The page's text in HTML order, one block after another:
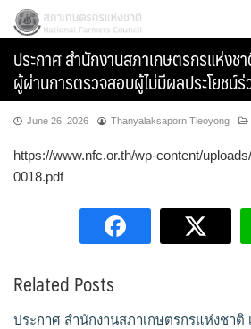
Skip
content
สภาเกษตรกรแห่งชาติ
ประกาศ สำนักงานสภาเกษตรกรแห่งช
ผู้ผ่านการตรวจสอบผู้ไม่มีผลประโยชน์
June 26, 2026 Thanyalaksaporn Tieoyong
https://www.nfc.or.th/wp-content/
0018.pdf
Related Posts
ประกาศ สำนักงานสภาเกษตรกรแห่งชาติ